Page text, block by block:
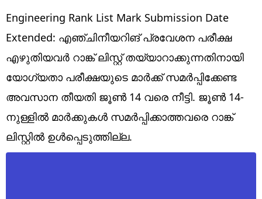
Lifestyle
world
Technology
Web Story
Photo
Engineering Rank List Mark Submission Date
Extended: എഞ്ചിനീയറിങ് പ്രവേശന പരീക്ഷ
എഴുതിയവര്‍ റാങ്ക് ലിസ്റ്റ് തയ്യാറാക്കുന്നതിനായി
യോഗ്യതാ പരീക്ഷയുടെ മാര്‍ക്ക് സമര്‍പ്പിക്കേണ്ട
അവസാന തീയതി ജൂണ്‍ 14 വരെ നീട്ടി. ജൂണ്‍ 14-
നുള്ളില്‍ മാര്‍ക്കുകള്‍ സമര്‍പ്പിക്കാത്തവരെ റാങ്ക്
ലിസ്റ്റില്‍ ഉള്‍പ്പെടുത്തില്ല.